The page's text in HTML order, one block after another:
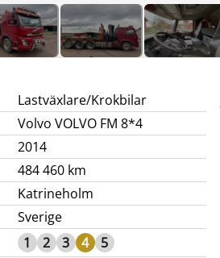
Lastväxlare/Krokbilar
Volvo VOLVO FM 8*4
2014
484 460 km
Katrineholm
Sverige
1 2 3 4
5